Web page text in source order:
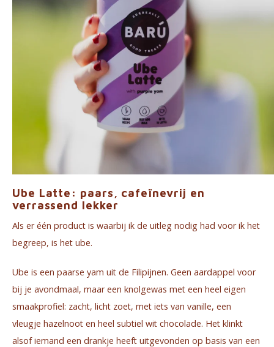
Ube Latte: paars, cafeïnevrij en
verrassend lekker
Als er één product is waarbij ik de uitleg nodig had voor ik het
begreep, is het ube.
Ube is een paarse yam uit de Filipijnen. Geen aardappel voor
bij je avondmaal, maar een knolgewas met een heel eigen
smaakprofiel: zacht, licht zoet, met iets van vanille, een
vleugje hazelnoot en heel subtiel wit chocolade. Het klinkt
alsof iemand een drankje heeft uitgevonden op basis van een